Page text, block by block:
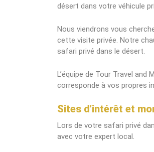
désert dans votre véhicule
Nous viendrons vous
cette visite privée. Notre
safari privé dans le désert.
L’équipe de Tour Travel
corresponde à vos propres
Sites d’intérêt et
Lors de votre safari privé
avec votre expert local.